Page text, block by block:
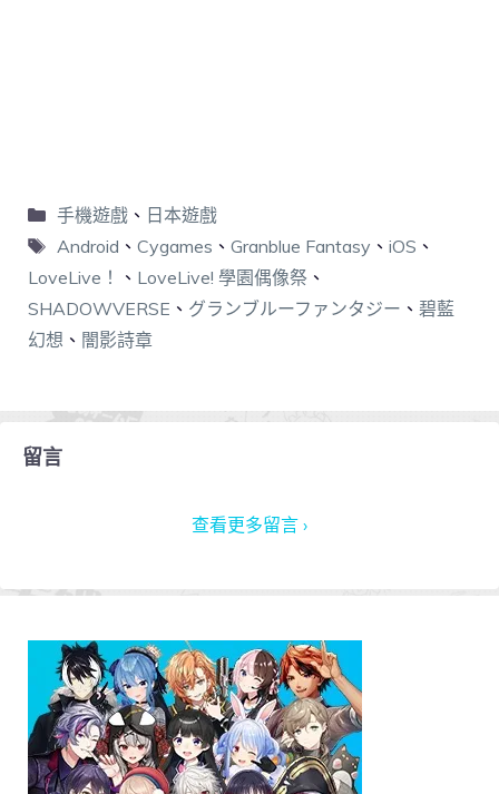
手機遊戲、 日本遊戲
Android 、 Cygames 、 Granblue Fantasy 、 iOS 、
LoveLive！
、 LoveLive! 學園偶像祭 、
SHADOWVERSE 、 グランブルーファンタジー 、 碧藍
幻想 、 闇影詩章
留言
查看更多留言 ›